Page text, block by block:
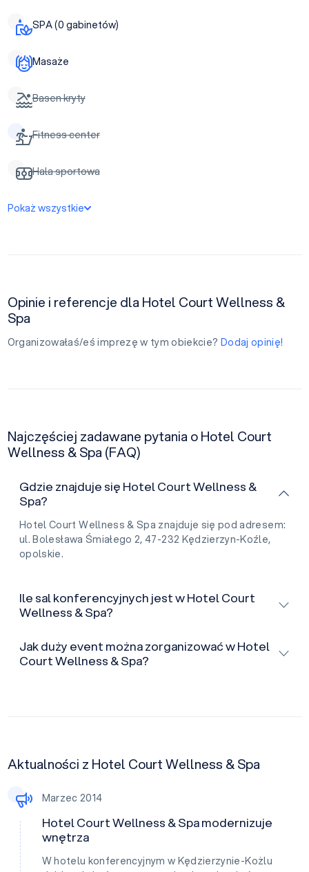
SPA (0 gabinetów)
Masaże
Basen kryty
Fitness center
Hala sportowa
Pokaż wszystkie
Opinie i referencje dla Hotel Court Wellness &
Spa
Organizowałaś/eś imprezę w tym obiekcie? Dodaj opinię!
Najczęściej zadawane pytania o Hotel Court
Wellness & Spa (FAQ)
Gdzie znajduje się Hotel Court Wellness &
Spa?
Hotel Court Wellness & Spa znajduje się pod adresem:
ul. Bolesława Śmiałego 2, 47-232 Kędzierzyn-Koźle,
opolskie.
Ile sal konferencyjnych jest w Hotel Court
Wellness & Spa?
Jak duży event można zorganizować w Hotel
Court Wellness & Spa?
Aktualności z Hotel Court Wellness & Spa
Marzec 2014
Hotel Court Wellness & Spa modernizuje
wnętrza
W hotelu konferencyjnym w Kędzierzynie-Kożlu